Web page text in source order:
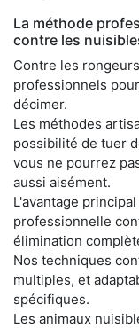
La méthode
contre les
Contre les
professionnels
décimer.
Les méthodes
possibilité de tuer
vous ne pourrez
aussi aisément.
L'avantage
professionnelle
élimination
Nos techniques
multiples, et
spécifiques.
Les animaux